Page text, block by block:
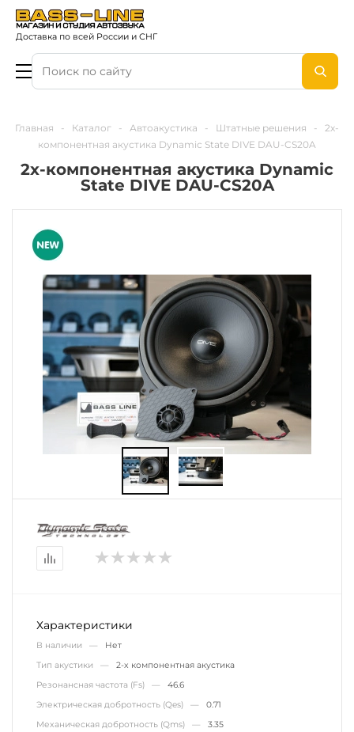
Доставка по всей России и СНГ
Главная - Каталог - Автоакустика - Штатные решения -
2х-
компонентная акустика Dynamic State DIVE DAU-CS20A
2х-компонентная акустика Dynamic
State DIVE DAU-CS20A
Характеристики
В наличии — Нет
Тип акустики — 2-х компонентная акустика
Резонансная частота (Fs) — 46.6
Электрическая добротность (Qes) — 0.71
Механическая добротность (Qms) — 3.35